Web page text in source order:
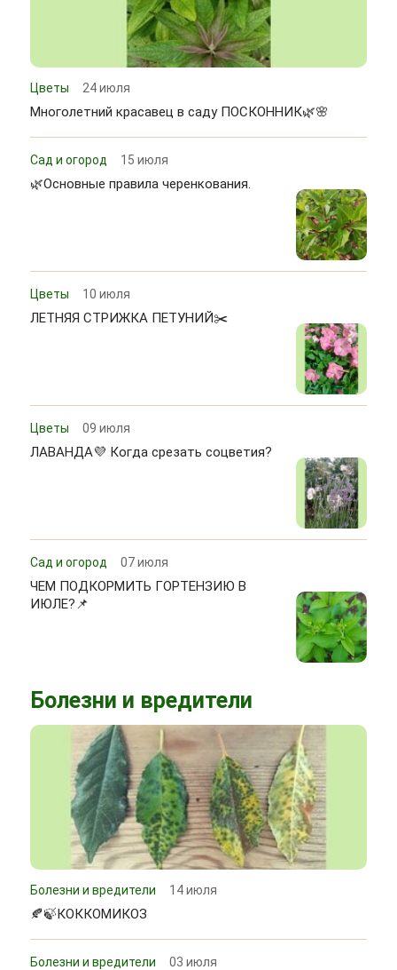
Цветы 24 июля
Многолетний красавец в саду ПОСКОННИК🌿🌸
Сад и огород 15 июля
🌿Основные правила черенкования.
Цветы 10 июля
ЛЕТНЯЯ СТРИЖКА ПЕТУНИЙ✂️
Цветы 09 июля
ЛАВАНДА💜 Когда срезать соцветия?
Сад и огород 07 июля
ЧЕМ ПОДКОРМИТЬ ГОРТЕНЗИЮ В
ИЮЛЕ?📌
Болезни и вредители
Болезни и вредители 14 июля
🍂🍃КОККОМИКОЗ
Болезни и вредители 03 июля